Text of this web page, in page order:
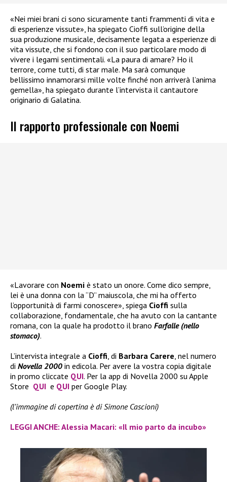
«Nei miei brani ci sono sicuramente tanti frammenti di vita e
di esperienze vissute», ha spiegato Cioffi sull’origine della
sua produzione musicale, decisamente legata a esperienze di
vita vissute, che si fondono con il suo particolare modo di
vivere i legami sentimentali. «La paura di amare? Ho il
terrore, come tutti, di star male. Ma sarà comunque
bellissimo innamorarsi mille volte finché non arriverà l’anima
gemella», ha spiegato durante l’intervista il cantautore
originario di Galatina.
Il rapporto professionale con Noemi
«Lavorare con Noemi è stato un onore. Come dico sempre,
lei è una donna con la “D” maiuscola, che mi ha offerto
l’opportunità di farmi conoscere», spiega Cioffi sulla
collaborazione, fondamentale, che ha avuto con la cantante
romana, con la quale ha prodotto il brano Farfalle (nello
stomaco).
L’intervista integrale a Cioffi , di Barbara Carere , nel numero
di Novella 2000 in edicola. Per avere la vostra copia digitale
in promo cliccate QUI. Per la app di Novella 2000 su Apple
Store QUI e QUI per Google Play.
(l’immagine di copertina è di Simone Cascioni)
LEGGI ANCHE: Alessia Macari: «Il mio parto da incubo»